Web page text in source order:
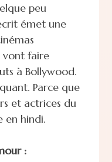
peu
émet une
vont faire
à Bollywood.
Parce que
et actrices du
en hindi.
: